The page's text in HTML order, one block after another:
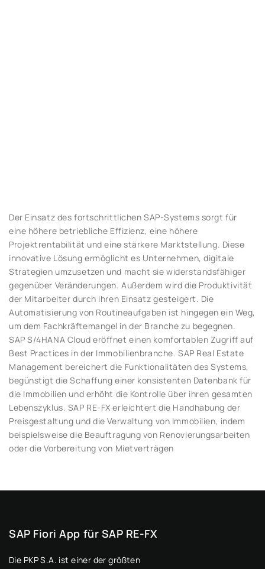
Der Einsatz des fortschrittlichen SAP-Systems sorgt für
eine höhere betriebliche Effizienz, eine höhere
Projektrentabilität und eine stärkere Marktstellung. Diese
innovative Lösung ermöglicht es Unternehmen, digitale
Strategien umzusetzen und macht sie widerstandsfähiger
gegenüber Veränderungen. Außerdem wird die Produktivität
der Mitarbeiter durch ihren Einsatz gesteigert. Die
Automatisierung von Routineaufgaben ist hingegen ein Weg,
um dem Fachkräftemangel in der Branche zu begegnen.
SAP S/4HANA Cloud eröffnet einen komfortablen Zugriff auf
Best Practices in der Immobilienbranche. SAP Real Estate
Management bereichert die Funktionalitäten des Systems,
begünstigt die Schaffung einer konsistenten Datenbank für
die Immobilien und erhöht die Kontrolle über ihren gesamten
Lebenszyklus. SAP RE-FX erleichtert die Handhabung der
Preisgestaltung und die Verwaltung von Immobilien, indem
beispielsweise die Beauftragung von Renovierungsarbeiten
oder die Vorbereitung von Mietverträgen
Schweizspezifische SAP RE-FX-
SAP Fiori App für SAP RE-FX
Die PKP S.A. ist einer der größten
IFRS16 Standards
Die Cyfrowy Polsat Capital Group suchte für die
Schweizspezifische SAP RE-FX-
SAP Fiori App für SAP RE-FX
Die PKP S.A. ist einer der größten